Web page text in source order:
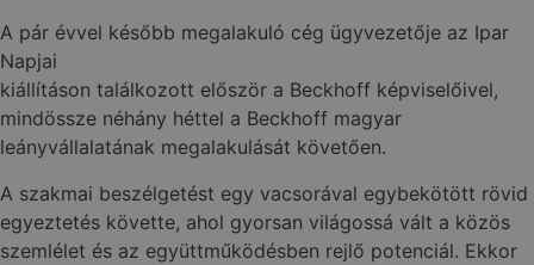
A pár évvel később megalakuló cég ügyvezetője az Ipar
Napjai
kiállításon találkozott először a Beckhoff képviselőivel,
mindössze néhány héttel a Beckhoff magyar
leányvállalatának megalakulását követően.
A szakmai beszélgetést egy vacsorával egybekötött rövid
egyeztetés követte, ahol gyorsan világossá vált a közös
szemlélet és az együttműködésben rejlő potenciál. Ekkor